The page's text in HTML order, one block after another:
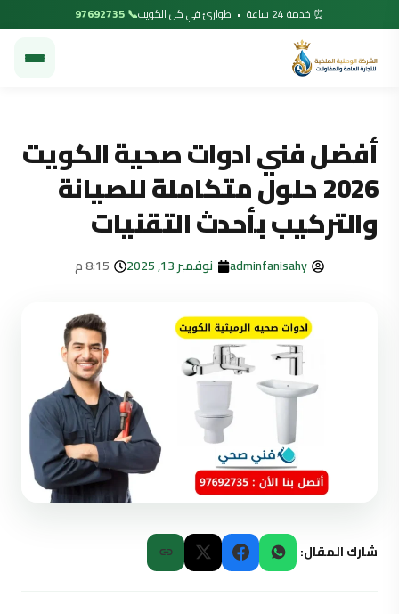
⏰ خدمة 24 ساعة • طوارئ في كل الكويت 📞 97692735
أفضل فني ادوات صحية الكويت
2026 حلول متكاملة للصيانة
والتركيب بأحدث التقنيات
adminfanisahy نوفمبر 13, 2025 8:15 م
شارك المقال: